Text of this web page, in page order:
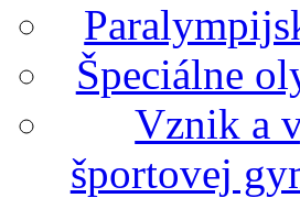
Špeciálne
Vznik a
športovej